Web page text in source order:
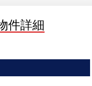
件詳細